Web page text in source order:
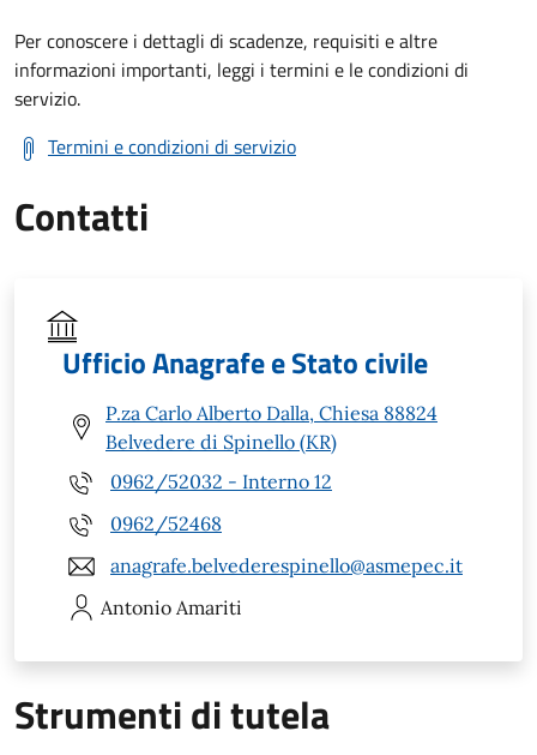
Per conoscere i dettagli di scadenze, requisiti e altre
informazioni importanti, leggi i termini e le condizioni di
servizio.
Termini e condizioni di servizio
Contatti
Ufficio Anagrafe e Stato civile
P.za Carlo Alberto Dalla, Chiesa 88824
Belvedere di Spinello (KR)
0962/52032 - Interno 12
0962/52468
anagrafe.belvederespinello@asmepec.it
Antonio Amariti
Strumenti di tutela